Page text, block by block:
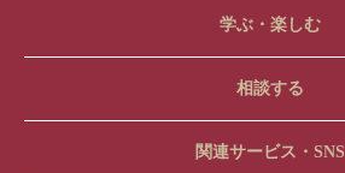
学ぶ・楽しむ
相談する
関連サービス・SNS